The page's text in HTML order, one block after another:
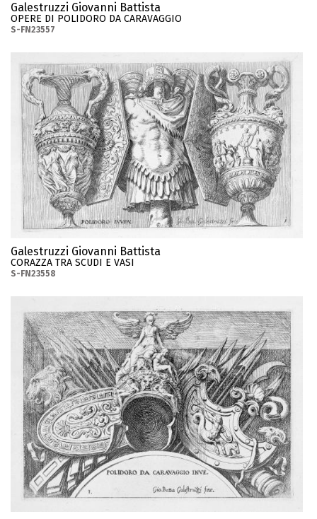
Galestruzzi Giovanni Battista
OPERE DI POLIDORO DA CARAVAGGIO
S-FN23557
Galestruzzi Giovanni Battista
CORAZZA TRA SCUDI E VASI
S-FN23558